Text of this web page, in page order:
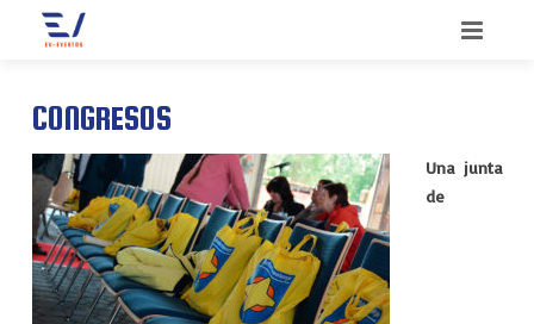
SERVICIOS
CONGRESOS
CONVENCIONES
QUIENES SOMOS
CONTACTO
CONGRESOS
Una junta
de